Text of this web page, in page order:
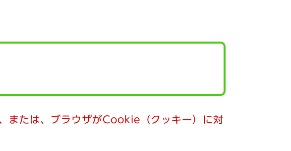
または、ブラウザがCookie（クッキー）に対